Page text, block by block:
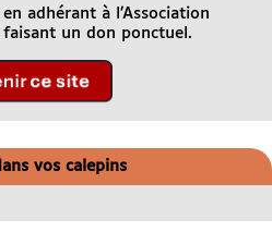
adhérant à l’Association
faisant un don ponctuel.
vos calepins